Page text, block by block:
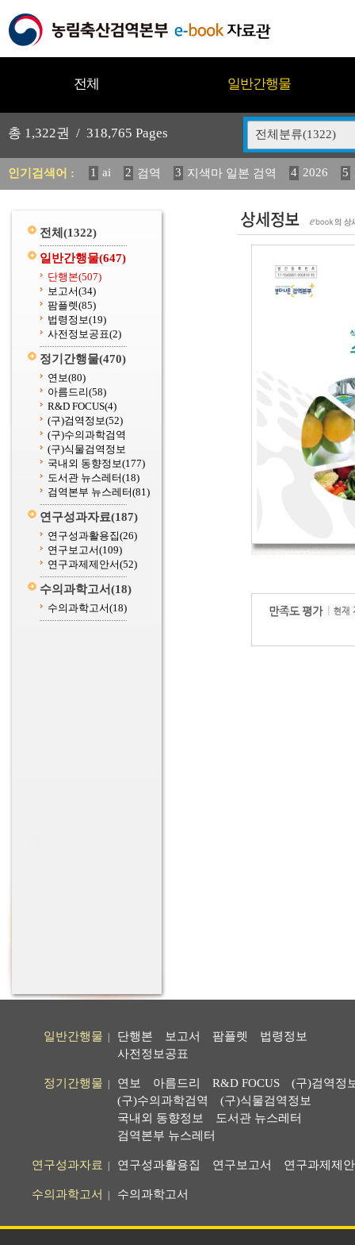
전체 일반간행물
총 1,322권 / 318,765 Pages 전체분류(1322)
인기검색어 : 1 ai 2 검역 3 지색마 일본 검역 4 2026 5
12 중독성 식물 도감 13 (2013년도) 식 14 구
전체 (1322)
일반간행물(647)
단행본(507)
보고서(34)
팜플렛(85)
법령정보(19)
사전정보공표(2)
정기간행물(470)
연보(80)
아름드리(58)
R&D FOCUS(4)
(구)검역정보(52)
(구)수의과학검역
(구)식물검역정보
국내외 동향정보(177)
도서관 뉴스레터(18)
검역본부 뉴스레터(81)
연구성과자료(187)
연구성과활용집(26)
연구보고서(109)
연구과제제안서(52)
수의과학고서(18)
수의과학고서(18)
일반간행물 단행본 보고서 팜플렛
법령정보
사전정보공표
정기간행물 연보 아름드리 R&D FOCUS
(구)검역정
(구)수의과학검역
(구)식물검역정보
국내외 동향정보
도서관 뉴스레터
검역본부 뉴스레터
연구성과자료 연구성과활용집 연구보고서 연구과제제
수의과학고서 수의과학고서